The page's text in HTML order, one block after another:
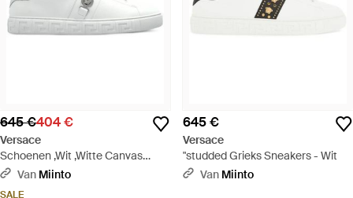
645 €404 €
Versace
Schoenen ,Wit ,Witte Canvas
Sneakers - Wit
Van Miinto
SALE
645 €
Versace
"studded Grieks Sneakers - Wit
Van Miinto